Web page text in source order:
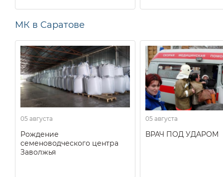
МК в Саратове
05 августа
Рождение
семеноводческого центра
Заволжья
05 августа
ВРАЧ ПОД УДАРОМ